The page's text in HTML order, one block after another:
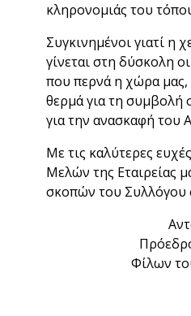
κληρονομιάς του
Συγκινημένοι γιατί η
γίνεται στη δύσκολη
που περνά η χώρα μας,
θερμά για τη συμβολή
για την ανασκαφή του
Με τις καλύτερες
Μελών της Εταιρείας
σκοπών του Συλλόγου
Φίλων